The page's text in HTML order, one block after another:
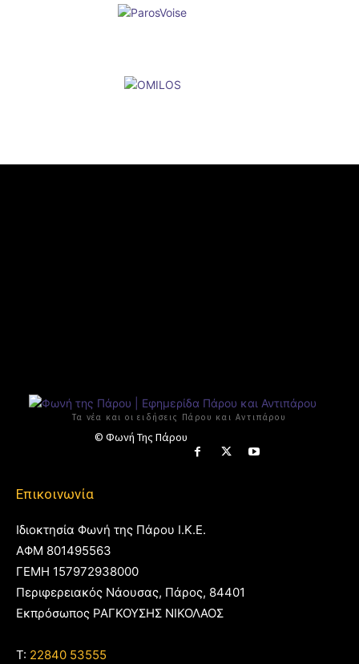
Τα νέα και οι ειδήσεις Πάρου και Αντιπάρου
© Φωνή Της Πάρου
Επικοινωνία
Ιδιοκτησία Φωνή της Πάρου Ι.Κ.Ε.
ΑΦΜ 801495563
ΓΕΜΗ 157972938000
Περιφερειακός Νάουσας, Πάρος, 84401
Εκπρόσωπος ΡΑΓΚΟΥΣΗΣ ΝΙΚΟΛΑΟΣ
T: 22840 53555